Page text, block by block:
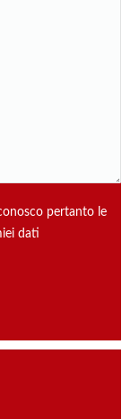
pertanto le
dati